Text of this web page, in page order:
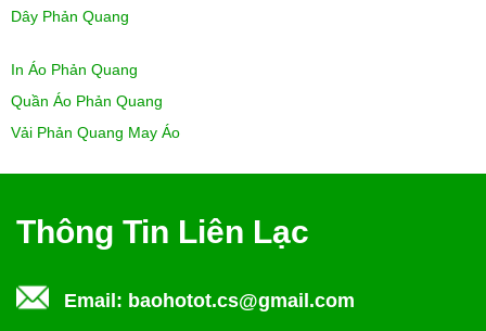
Dây Phản Quang
In Áo Phản Quang
Quần Áo Phản Quang
Vải Phản Quang May Áo
Thông Tin Liên Lạc
Email: baohotot.cs@gmail.com